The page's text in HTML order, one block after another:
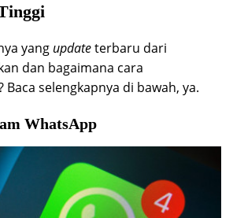
yang updateterbaru dari
dan bagaimana cara
Baca selengkapnya di bawah, ya.
WhatsApp